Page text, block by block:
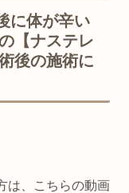
に体が辛い
【ナステレ
後の施術に
は、こちらの動画